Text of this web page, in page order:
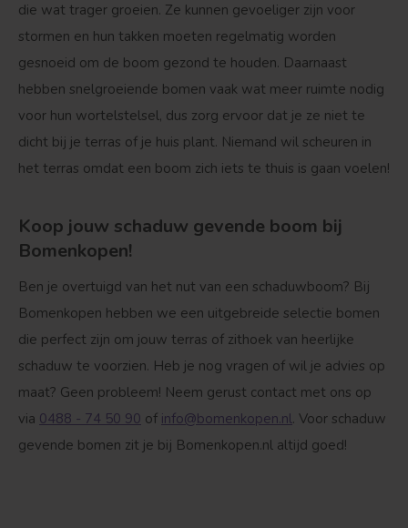
die wat trager groeien. Ze kunnen gevoeliger zijn voor
stormen en hun takken moeten regelmatig worden
gesnoeid om de boom gezond te houden. Daarnaast
hebben snelgroeiende bomen vaak wat meer ruimte nodig
voor hun wortelstelsel, dus zorg ervoor dat je ze niet te
dicht bij je terras of je huis plant. Niemand wil scheuren in
het terras omdat een boom zich iets te thuis is gaan voelen!
Koop jouw schaduw gevende boom bij
Bomenkopen!
Ben je overtuigd van het nut van een schaduwboom? Bij
Bomenkopen hebben we een uitgebreide selectie bomen
die perfect zijn om jouw terras of zithoek van heerlijke
schaduw te voorzien. Heb je nog vragen of wil je advies op
maat? Geen probleem! Neem gerust contact met ons op
via 0488 - 74 50 90 of info@bomenkopen.nl. Voor schaduw
gevende bomen zit je bij Bomenkopen.nl altijd goed!